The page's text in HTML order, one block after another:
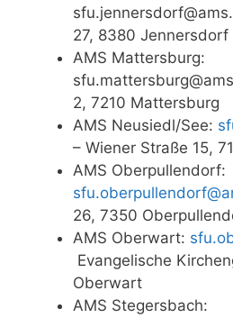
27, 8380 Jennersdorf
AMS Mattersburg:
2, 7210 Mattersburg
AMS Neusiedl/See:
– Wiener Straße 15,
AMS Oberpullendorf:
26, 7350
AMS Oberwart:
Evangelische
Oberwart
AMS Stegersbach: